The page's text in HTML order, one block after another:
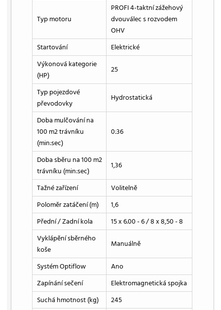
Typ motoru
PROFI 4-taktní zážehový
dvouválec s rozvodem
OHV
Startování
Elektrické
Výkonová kategorie
(HP)
25
Typ pojezdové
převodovky
Hydrostatická
Doba mulčování na
100 m2 trávníku
(min:sec)
0:36
Doba sběru na 100 m2
trávníku (min:sec)
1,36
Tažné zařízení
Volitelně
Poloměr zatáčení (m)
1,6
Přední / Zadní kola
15 x 6.00 - 6 / 8 x 8,50 - 8
Vyklápění sběrného
koše
Manuálně
Systém Optiflow
Ano
Zapínání sečení
Elektromagnetická spojka
Suchá hmotnost (kg)
245